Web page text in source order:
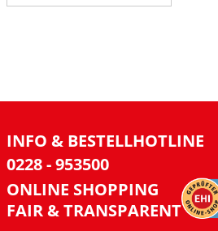
INFO & BESTELLHOTLINE
0228 - 953500
ONLINE SHOPPING
FAIR & TRANSPARENT